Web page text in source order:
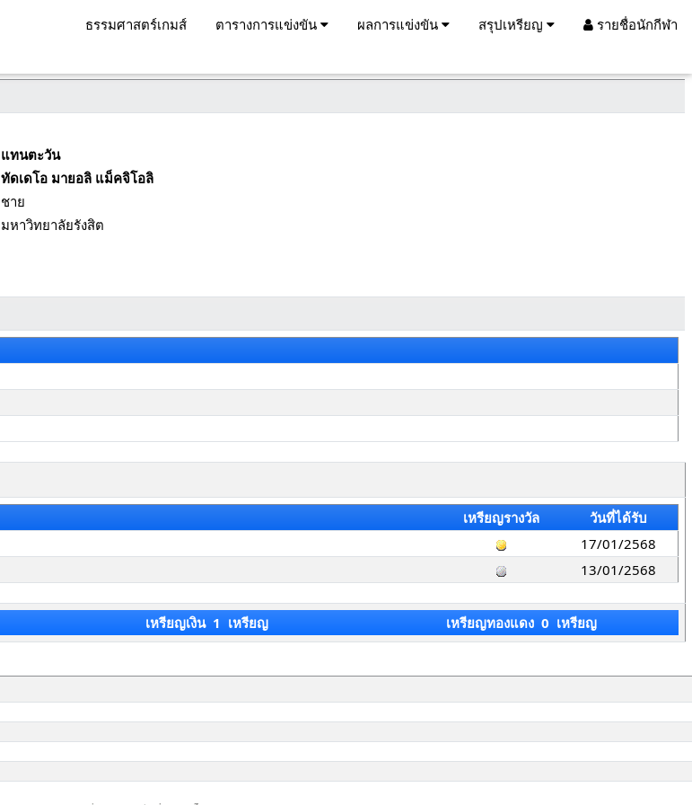
ธรรมศาสตร์เกมส์ ตารางการแข่งขัน ผลการแข่งขัน สรุปเหรียญ รายชื่อนักกีฬา
แทนตะวัน
ทัดเดโอ มายอลิ แม็คจิโอลิ
ชาย
มหาวิทยาลัยรังสิต
เหรียญรางวัล
วันที่ได้รับ
17/01/2568
13/01/2568
เหรียญเงิน 1 เหรียญ เหรียญทองแดง 0 เหรียญ